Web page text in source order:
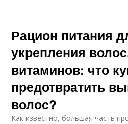
Рацион питания
укрепления
витаминов: что
предотвратить
волос?
Как известно, большая часть